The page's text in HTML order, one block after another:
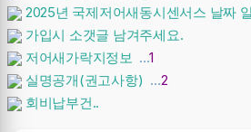
2025년 국제저어새동시센서스 날짜
가입시 소갯글 남겨주세요.
저어새가락지정보 …1
실명공개(권고사항) …2
회비납부건..